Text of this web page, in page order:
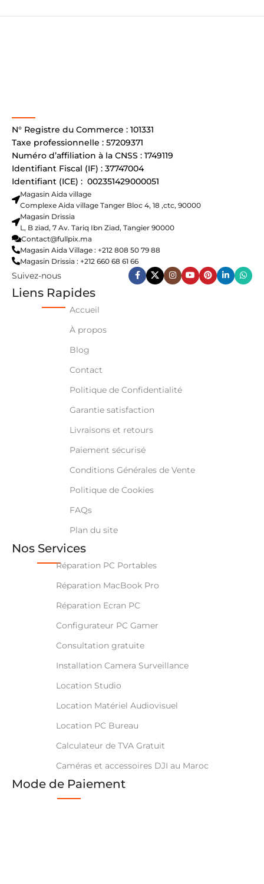
N° Registre du Commerce : 101331
Taxe professionnelle : 57209371
Numéro d’affiliation à la CNSS : 1749119
Identifiant Fiscal (IF) : 37747004
Identifiant (ICE) : 002351429000051
Magasin Aida village
Complexe Aida village Tanger Bloc 4, 18 ,ctc, 90000
Magasin Drissia
L, B ziad, 7 Av. Tariq Ibn Ziad, Tangier 90000
Contact@fullpix.ma
Magasin Aida Village : +212 808 50 79 88
Magasin Drissia : +212 660 68 61 66
Suivez-nous
Liens Rapides
Accueil
À propos
Blog
Contact
Politique de Confidentialité
Garantie satisfaction
Livraisons et retours
Paiement sécurisé
Conditions Générales de Vente
Politique de Cookies
FAQs
Plan du site
Nos Services
Réparation PC Portables
Réparation MacBook Pro
Réparation Ecran PC
Configurateur PC Gamer
Consultation gratuite
Installation Camera Surveillance
Location Studio
Location Matériel Audiovisuel
Location PC Bureau
Calculateur de TVA Gratuit
Caméras et accessoires DJI au Maroc
Mode de Paiement